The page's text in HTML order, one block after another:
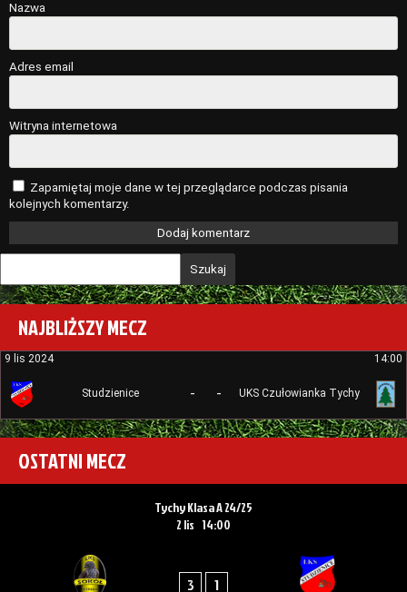
Nazwa
Adres email
Witryna internetowa
Zapamiętaj moje dane w tej przeglądarce podczas pisania
kolejnych komentarzy.
Szukaj
NAJBLIŻSZY MECZ
9 lis 2024 14:00
Studzienice - - UKS Czułowianka Tychy
OSTATNI MECZ
Tychy Klasa A 24/25
2 lis 14:00
3 1